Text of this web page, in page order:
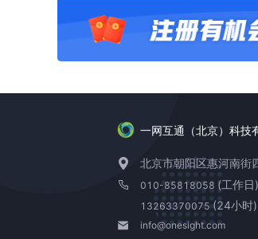
一网互通（北京）科技
北京市朝阳区惠河南街
010-85818058 (工作日)
13263370075(24小时)
info@onesight.com